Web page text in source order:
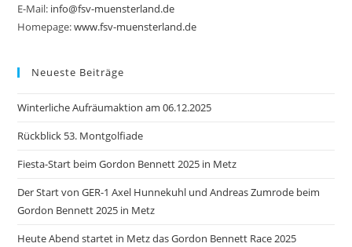
E-Mail: info@fsv-muensterland.de
Homepage:www.fsv-muensterland.de
Neueste Beiträge
Winterliche Aufräumaktion am 06.12.2025
Rückblick 53. Montgolfiade
Fiesta-Start beim Gordon Bennett 2025 in Metz
Der Start von GER-1 Axel Hunnekuhl und Andreas Zumrode beim
Gordon Bennett 2025 in Metz
Heute Abend startet in Metz das Gordon Bennett Race 2025